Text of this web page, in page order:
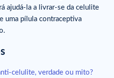
ajudá-la a livrar-se da celulite
uma pílula contraceptiva
celulite, verdade ou mito?